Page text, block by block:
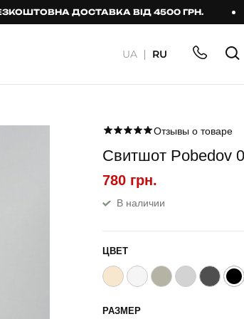
ДОСТАВКА ВІД 4500 ГРН.
шорти
Шорти
UA RU
Отзывы о товаре
Свитшот Pobedov
780 грн.
В наличии
ЦВЕТ
РАЗМЕР